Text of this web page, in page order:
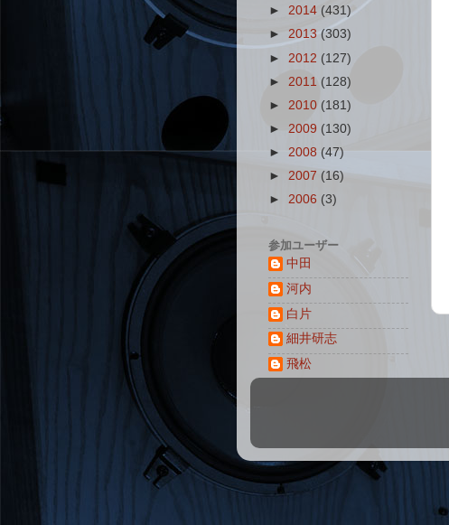
► 2014 (431)
► 2013 (303)
► 2012 (127)
► 2011 (128)
► 2010 (181)
► 2009 (130)
► 2008 (47)
► 2007 (16)
► 2006 (3)
参加ユーザー
中田
河内
白片
細井研志
飛松